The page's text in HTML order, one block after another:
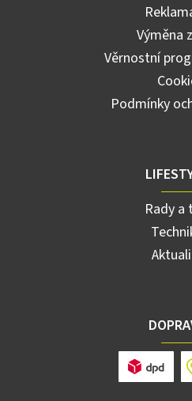
Výměna
Věrnostní
Podmínky
Rady a